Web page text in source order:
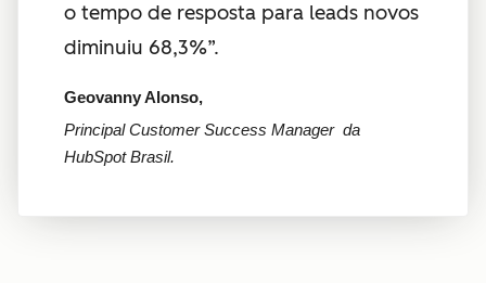
o tempo de resposta para leads novos
diminuiu 68,3%”.
Geovanny Alonso,
Principal Customer Success Manager da
HubSpot Brasil.